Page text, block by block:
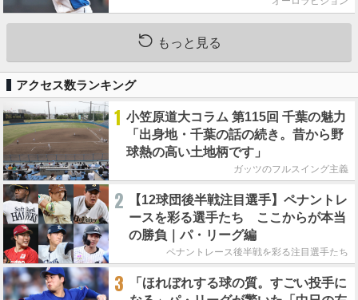
もっと見る
アクセス数ランキング
1 小笠原道大コラム 第115回 千葉の魅力
「出身地・千葉の話の続き。昔から野
球熱の高い土地柄です」
ガッツのフルスイング主義
2
【12球団後半戦注目選手】ペナントレ
ースを彩る選手たち ここからが本当
の勝負｜パ・リーグ編
ペナントレース後半戦を彩る注目選手たち
3
「ほれぼれする球の質。すごい投手に